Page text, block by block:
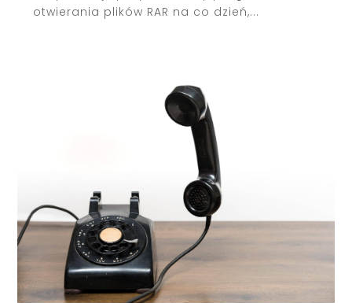
otwierania plików RAR na co dzień,...